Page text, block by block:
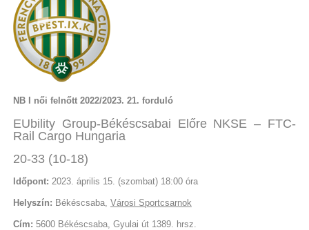
NB I női felnőtt 2022/2023. 21. forduló
EUbility Group-Békéscsabai Előre NKSE – FTC-
Rail Cargo Hungaria
20-33 (10-18)
Időpont: 2023. április 15. (szombat) 18:00 óra
Helyszín: Békéscsaba, Városi Sportcsarnok
Cím: 5600 Békéscsaba, Gyulai út 1389. hrsz.